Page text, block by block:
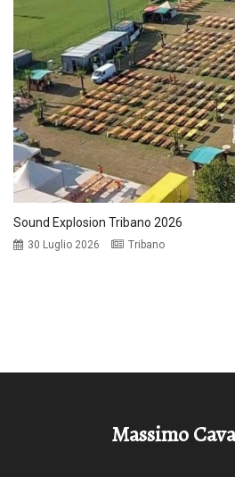
Sound Explosion Tribano 2026
30 Luglio 2026 Tribano
Massimo